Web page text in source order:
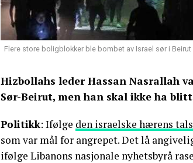
Flere store boligblokker ble bombet av Israel sør i
Hizbollahs leder Hassan Nasrallah
Sør-Beirut, men han skal ikke ha
Politikk: Ifølge den israelske hærens
som var mål for angrepet. Det lå
ifølge Libanons nasjonale nyhetsbyrå